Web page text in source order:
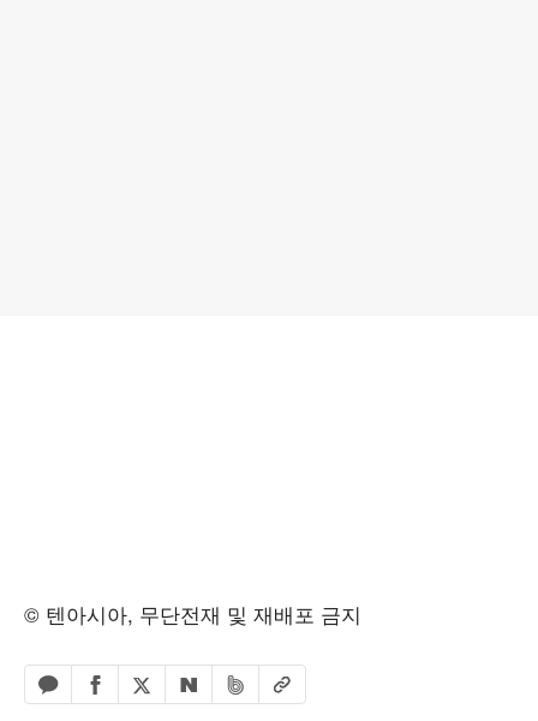
© 텐아시아, 무단전재 및 재배포 금지
카카오톡 공유하기
페이스북 공유하기
엑스 공유하기
네이버 공유하기
밴드 공유하기
URL복사